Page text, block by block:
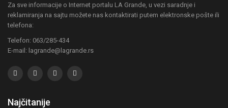
Za sve informacije o Internet portalu LA Grande, u vezi saradnje i
reklamiranja na sajtu možete nas kontaktirati putem elektronske pošte ili
telefona:
Telefon: 063/285-434
E-mail: lagrande@lagrande.rs
Najčitanije